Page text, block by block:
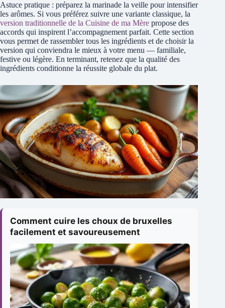
Astuce pratique : préparez la marinade la veille pour intensifier
les arômes. Si vous préférez suivre une variante classique, la
version traditionnelle de la Cuisine de ma Mère propose des
accords qui inspirent l’accompagnement parfait. Cette section
vous permet de rassembler tous les ingrédients et de choisir la
version qui conviendra le mieux à votre menu — familiale,
festive ou légère. En terminant, retenez que la qualité des
ingrédients conditionne la réussite globale du plat.
Comment cuire les choux de bruxelles
facilement et savoureusement